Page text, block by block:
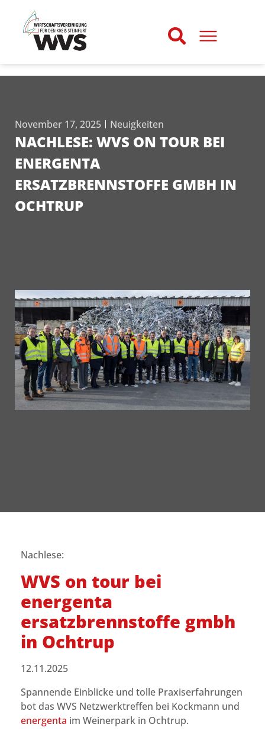
November 17, 2025 Neuigkeiten
NACHLESE: WVS ON TOUR BEI
ENERGENTA
ERSATZBRENNSTOFFE GMBH IN
OCHTRUP
Nachlese:
WVS on tour bei
energenta
ersatzbrennstoffe gmbh
in Ochtrup
12.11.2025
Spannende Einblicke und tolle Praxiserfahrungen
bot das WVS Netzwerktreffen bei Kockmann und
energenta im Weinerpark in Ochtrup.